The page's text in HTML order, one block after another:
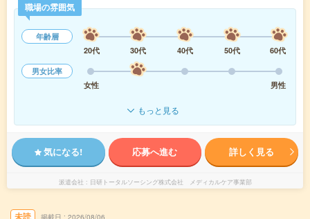
職場の雰囲気
年齢層
20代
30代 40代 50代
60代
男女比率
女性
男性
もっと見る
気になる! 応募へ進む 詳しく見る
派遣会社 日研トータルソーシング株式会社 メディカルケア事業部
未読